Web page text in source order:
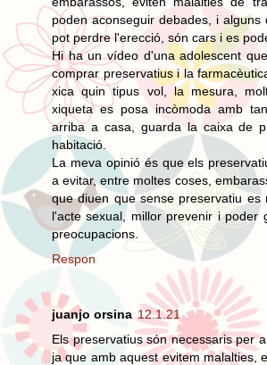
poden aconseguir debades, i alguns
pot perdre l'erecció, són cars i es
Hi ha un vídeo d'una adolescent
comprar preservatius i la
xica quin tipus vol, la mesura,
xiqueta es posa incòmoda amb
arriba a casa, guarda la caixa de
habitació.
La meva opinió és que els
a evitar, entre moltes coses,
que diuen que sense preservatiu
l'acte sexual, millor prevenir i poder
preocupacions.
Respon
juanjo orsina 12.1.21
Els preservatius són necessaris per
ja que amb aquest evitem malalties,